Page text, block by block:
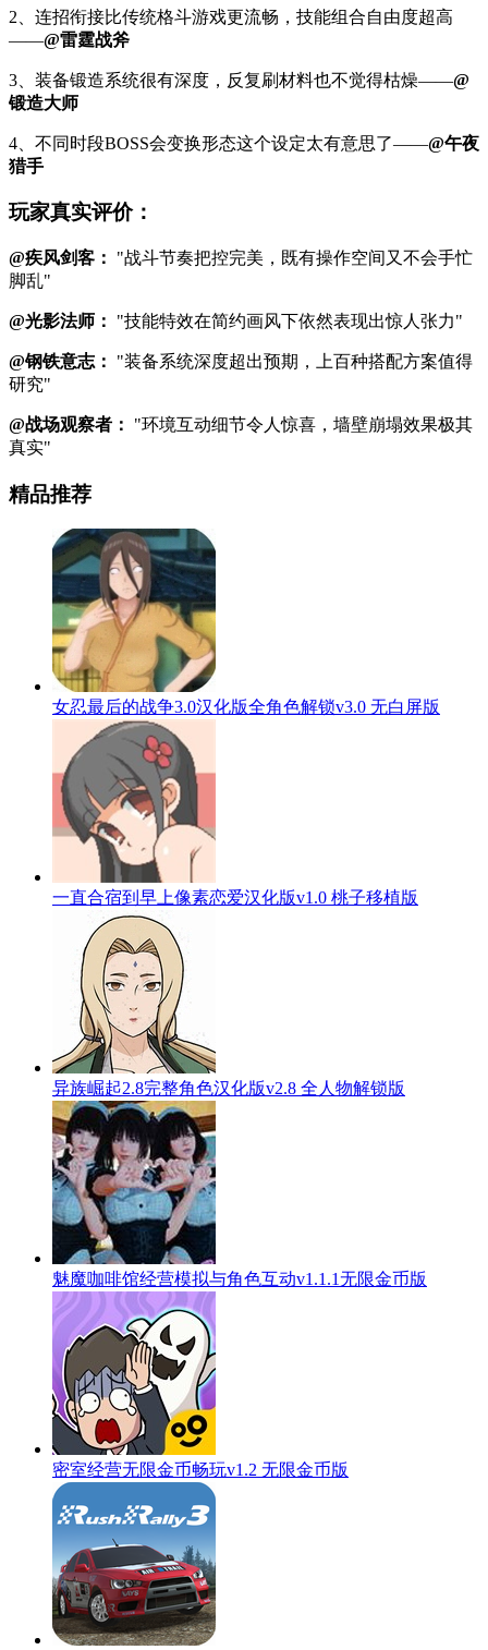
2、连招衔接比传统格斗游戏更流畅，技能组合自由度超高
——@雷霆战斧
3、装备锻造系统很有深度，反复刷材料也不觉得枯燥——@
锻造大师
4、不同时段BOSS会变换形态这个设定太有意思了——@午夜
猎手
玩家真实评价：
@疾风剑客：
"战斗节奏把控完美，既有操作空间又不会手忙
脚乱"
@光影法师： "技能特效在简约画风下依然表现出惊人张力"
@钢铁意志：
"装备系统深度超出预期，上百种搭配方案值得
研究"
@战场观察者：
"环境互动细节令人惊喜，墙壁崩塌效果极其
真实"
精品推荐
女忍最后的战争3.0汉化版全角色解锁v3.0 无白屏版
一直合宿到早上像素恋爱汉化版v1.0 桃子移植版
异族崛起2.8完整角色汉化版v2.8 全人物解锁版
魅魔咖啡馆经营模拟与角色互动v1.1.1无限金币版
密室经营无限金币畅玩v1.2 无限金币版